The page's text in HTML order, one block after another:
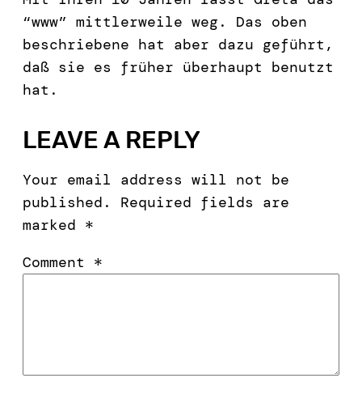
“www” mittlerweile weg. Das oben
beschriebene hat aber dazu geführt,
daß sie es früher überhaupt benutzt
hat.
LEAVE A REPLY
Your email address will not be
published.
Required fields are
marked *
Comment *